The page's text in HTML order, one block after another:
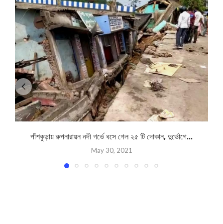
পাঁশকুড়ায় রুপনারায়ন নদী গর্ভে ধসে গেল ২৫ টি দোকান, দুর্ভোগে...
May 30, 2021